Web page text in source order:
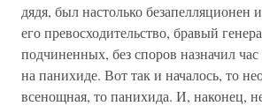
дядя, был настолько безапелляционен
его превосходительство, бравый
подчиненных, без споров назначил
на панихиде. Вот так и началось, то
всенощная, то панихида. И, наконец,